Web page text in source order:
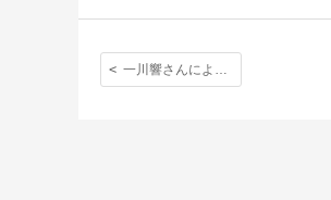
一川響さんによる津軽三味線ワークショップ と 生徒「体験記」〈第１弾〉